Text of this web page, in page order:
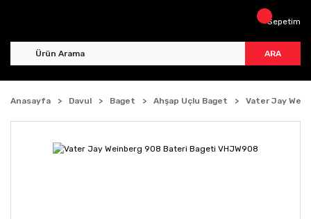
ARA
Sepetim
Anasayfa Davul Baget Ahşap Uçlu Baget Vater Jay